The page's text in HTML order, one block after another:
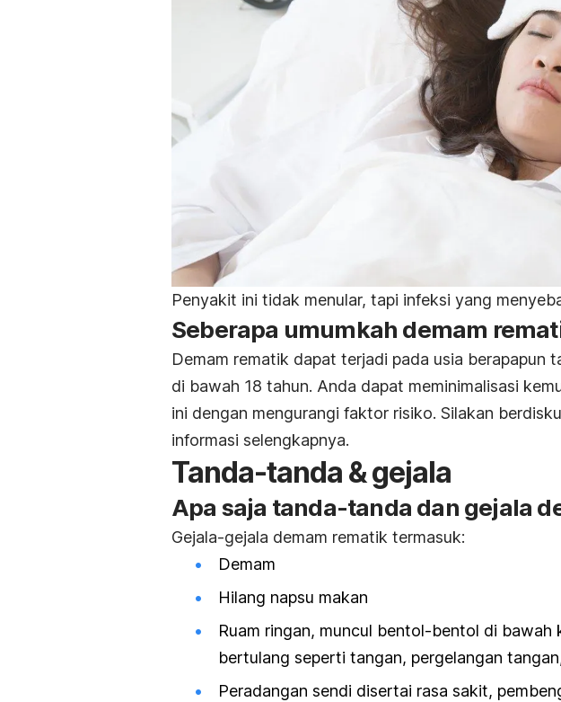
Penyakit ini tidak menular, tapi infeksi yang
Seberapa umumkah demam
Demam rematik dapat terjadi pada usia berapapun
di bawah 18 tahun. Anda dapat meminimalisasi
ini dengan mengurangi faktor risiko. Silakan
informasi selengkapnya.
Tanda-tanda & gejala
Apa saja tanda-tanda dan gejala
Gejala-gejala demam rematik termasuk:
Demam
Hilang napsu makan
Ruam ringan, muncul bentol-bentol di bawah
bertulang seperti tangan, pergelangan
Peradangan sendi disertai rasa sakit,